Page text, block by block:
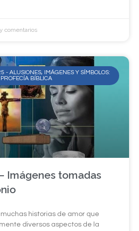
comentarios
- ALUSIONES, IMÁGENES Y SÍMBOLOS:
BÍBLICA
Imágenes tomadas
historias de amor que
diversos aspectos de la